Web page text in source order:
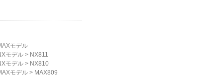
モデル
モデル > NX811
モデル > NX810
モデル > MAX809